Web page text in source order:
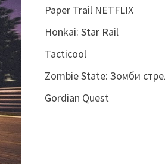
Paper Trail NETFLIX
Honkai: Star Rail
Tacticool
Zombie State: Зомби
Gordian Quest